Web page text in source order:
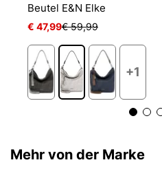
Beutel E&N Elke
€ 47,99€ 59,99
+1
Mehr von der Marke